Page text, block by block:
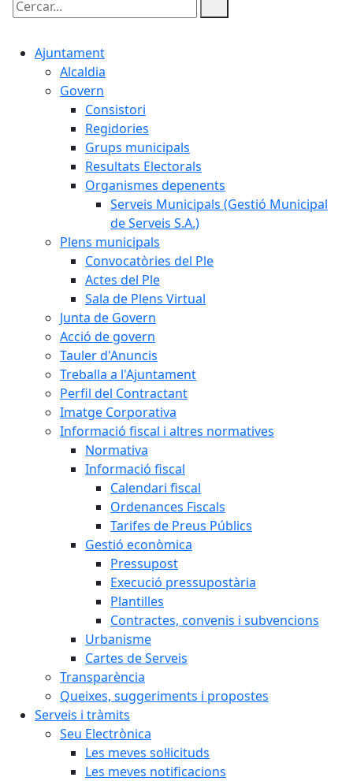
Cercar:
Ajuntament
Alcaldia
Govern
Consistori
Regidories
Grups municipals
Resultats Electorals
Organismes depenents
Serveis Municipals (Gestió Municipal
de Serveis S.A.)
Plens municipals
Convocatòries del Ple
Actes del Ple
Sala de Plens Virtual
Junta de Govern
Acció de govern
Tauler d'Anuncis
Treballa a l'Ajuntament
Perfil del Contractant
Imatge Corporativa
Informació fiscal i altres normatives
Normativa
Informació fiscal
Calendari fiscal
Ordenances Fiscals
Tarifes de Preus Públics
Gestió econòmica
Pressupost
Execució pressupostària
Plantilles
Contractes, convenis i subvencions
Urbanisme
Cartes de Serveis
Transparència
Queixes, suggeriments i propostes
Serveis i tràmits
Seu Electrònica
Les meves sol·licituds
Les meves notificacions